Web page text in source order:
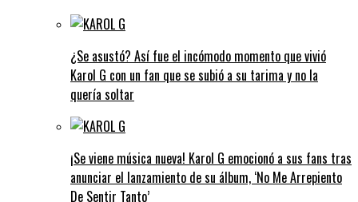
¿Se asustó? Así fue el incómodo momento que vivió
Karol G con un fan que se subió a su tarima y no la
quería soltar
¡Se viene música nueva! Karol G emocionó a sus fans tras
anunciar el lanzamiento de su álbum, ‘No Me Arrepiento
De Sentir Tanto’